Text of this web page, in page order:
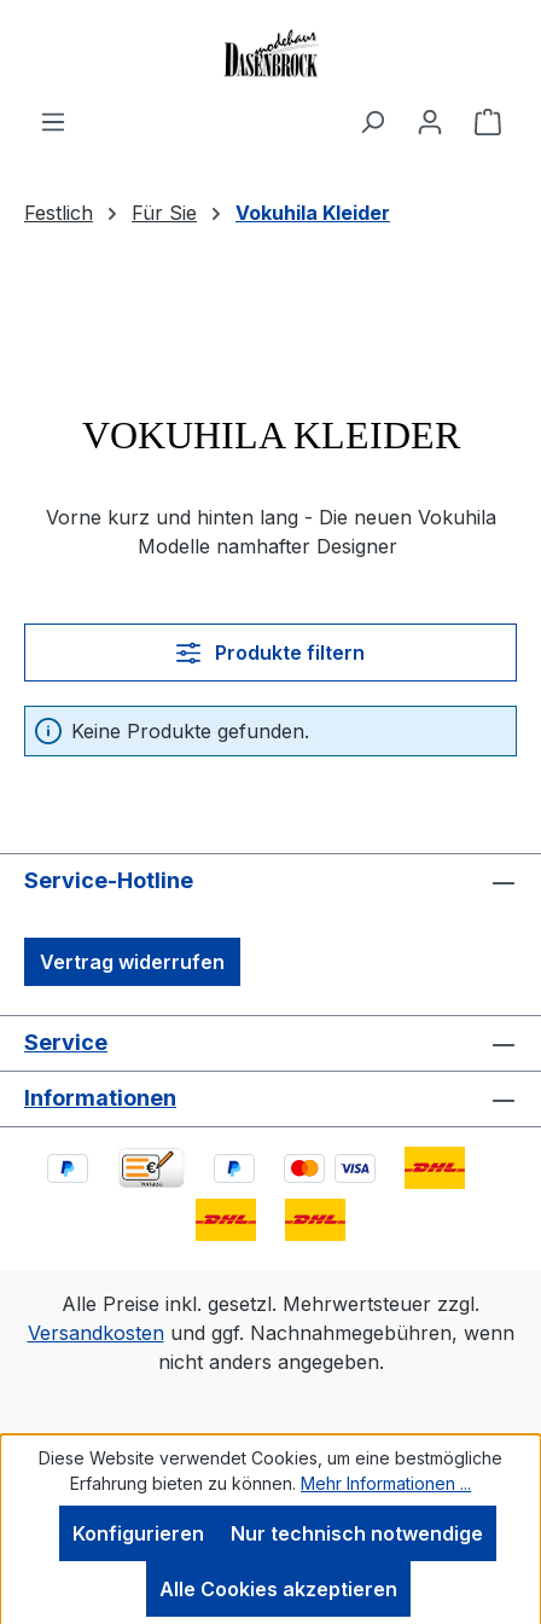
Festlich Für Sie Vokuhila Kleider
VOKUHILA KLEIDER
Vorne kurz und hinten lang - Die neuen Vokuhila
Modelle namhafter Designer
Produkte filtern
Keine Produkte gefunden.
Service-Hotline
Vertrag widerrufen
Service
Informationen
Alle Preise inkl. gesetzl. Mehrwertsteuer zzgl.
Versandkostenund ggf. Nachnahmegebühren, wenn
nicht anders angegeben.
Diese Website verwendet Cookies, um eine bestmögliche
Erfahrung bieten zu können. Mehr Informationen ...
Nur technisch notwendige
Konfigurieren
Alle Cookies akzeptieren